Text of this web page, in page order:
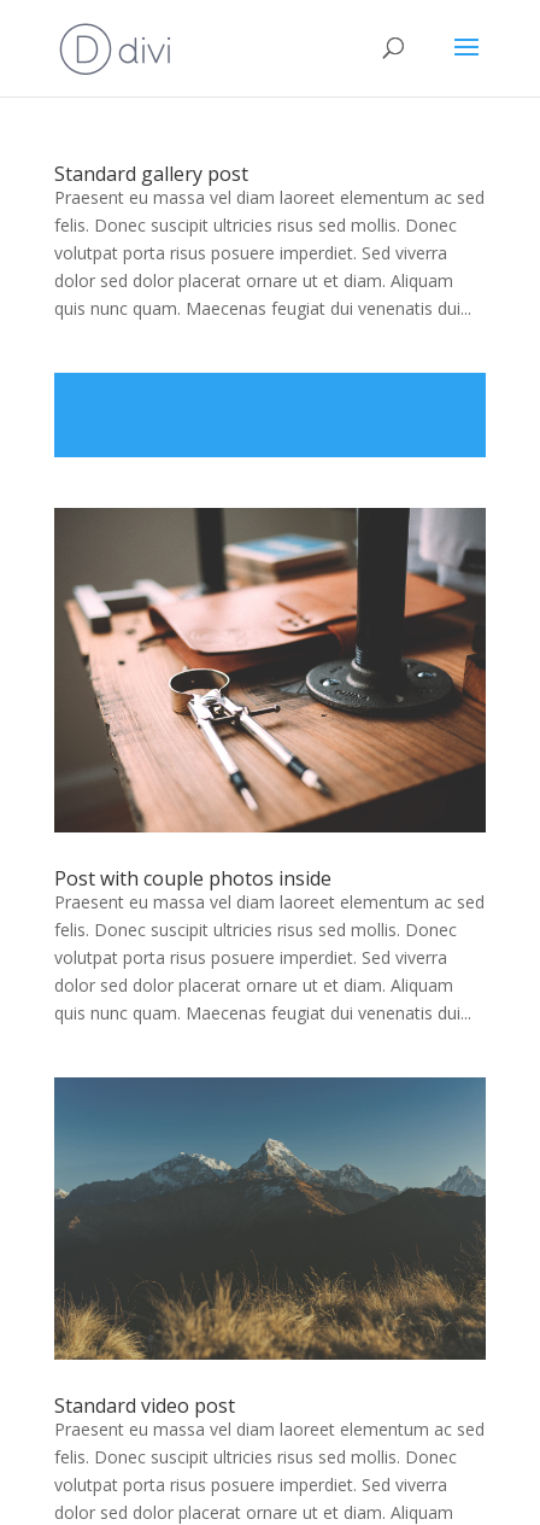
Standard gallery post
Praesent eu massa vel diam laoreet elementum ac sed
felis. Donec suscipit ultricies risus sed mollis. Donec
volutpat porta risus posuere imperdiet. Sed viverra
dolor sed dolor placerat ornare ut et diam. Aliquam
quis nunc quam. Maecenas feugiat dui venenatis dui...
Post with couple photos inside
Praesent eu massa vel diam laoreet elementum ac sed
felis. Donec suscipit ultricies risus sed mollis. Donec
volutpat porta risus posuere imperdiet. Sed viverra
dolor sed dolor placerat ornare ut et diam. Aliquam
quis nunc quam. Maecenas feugiat dui venenatis dui...
Standard video post
Praesent eu massa vel diam laoreet elementum ac sed
felis. Donec suscipit ultricies risus sed mollis. Donec
volutpat porta risus posuere imperdiet. Sed viverra
dolor sed dolor placerat ornare ut et diam. Aliquam